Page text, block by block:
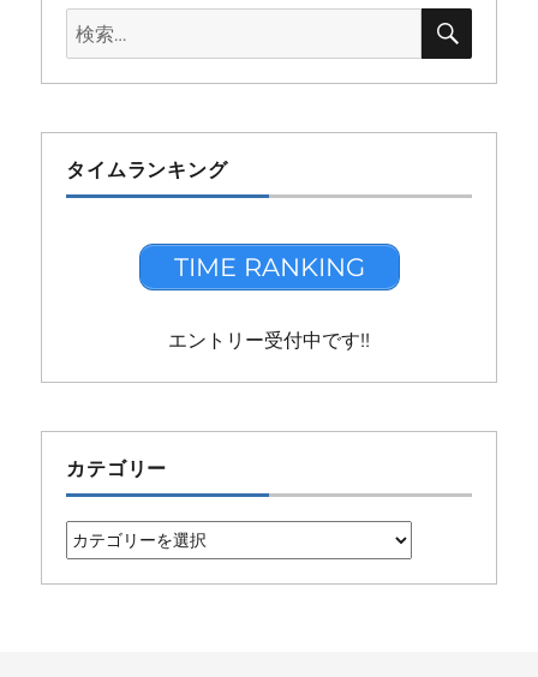
検
索:
検
タイムランキング
TIME RANKING
エントリー受付中です!!
カテゴリー
カ
テ
ゴ